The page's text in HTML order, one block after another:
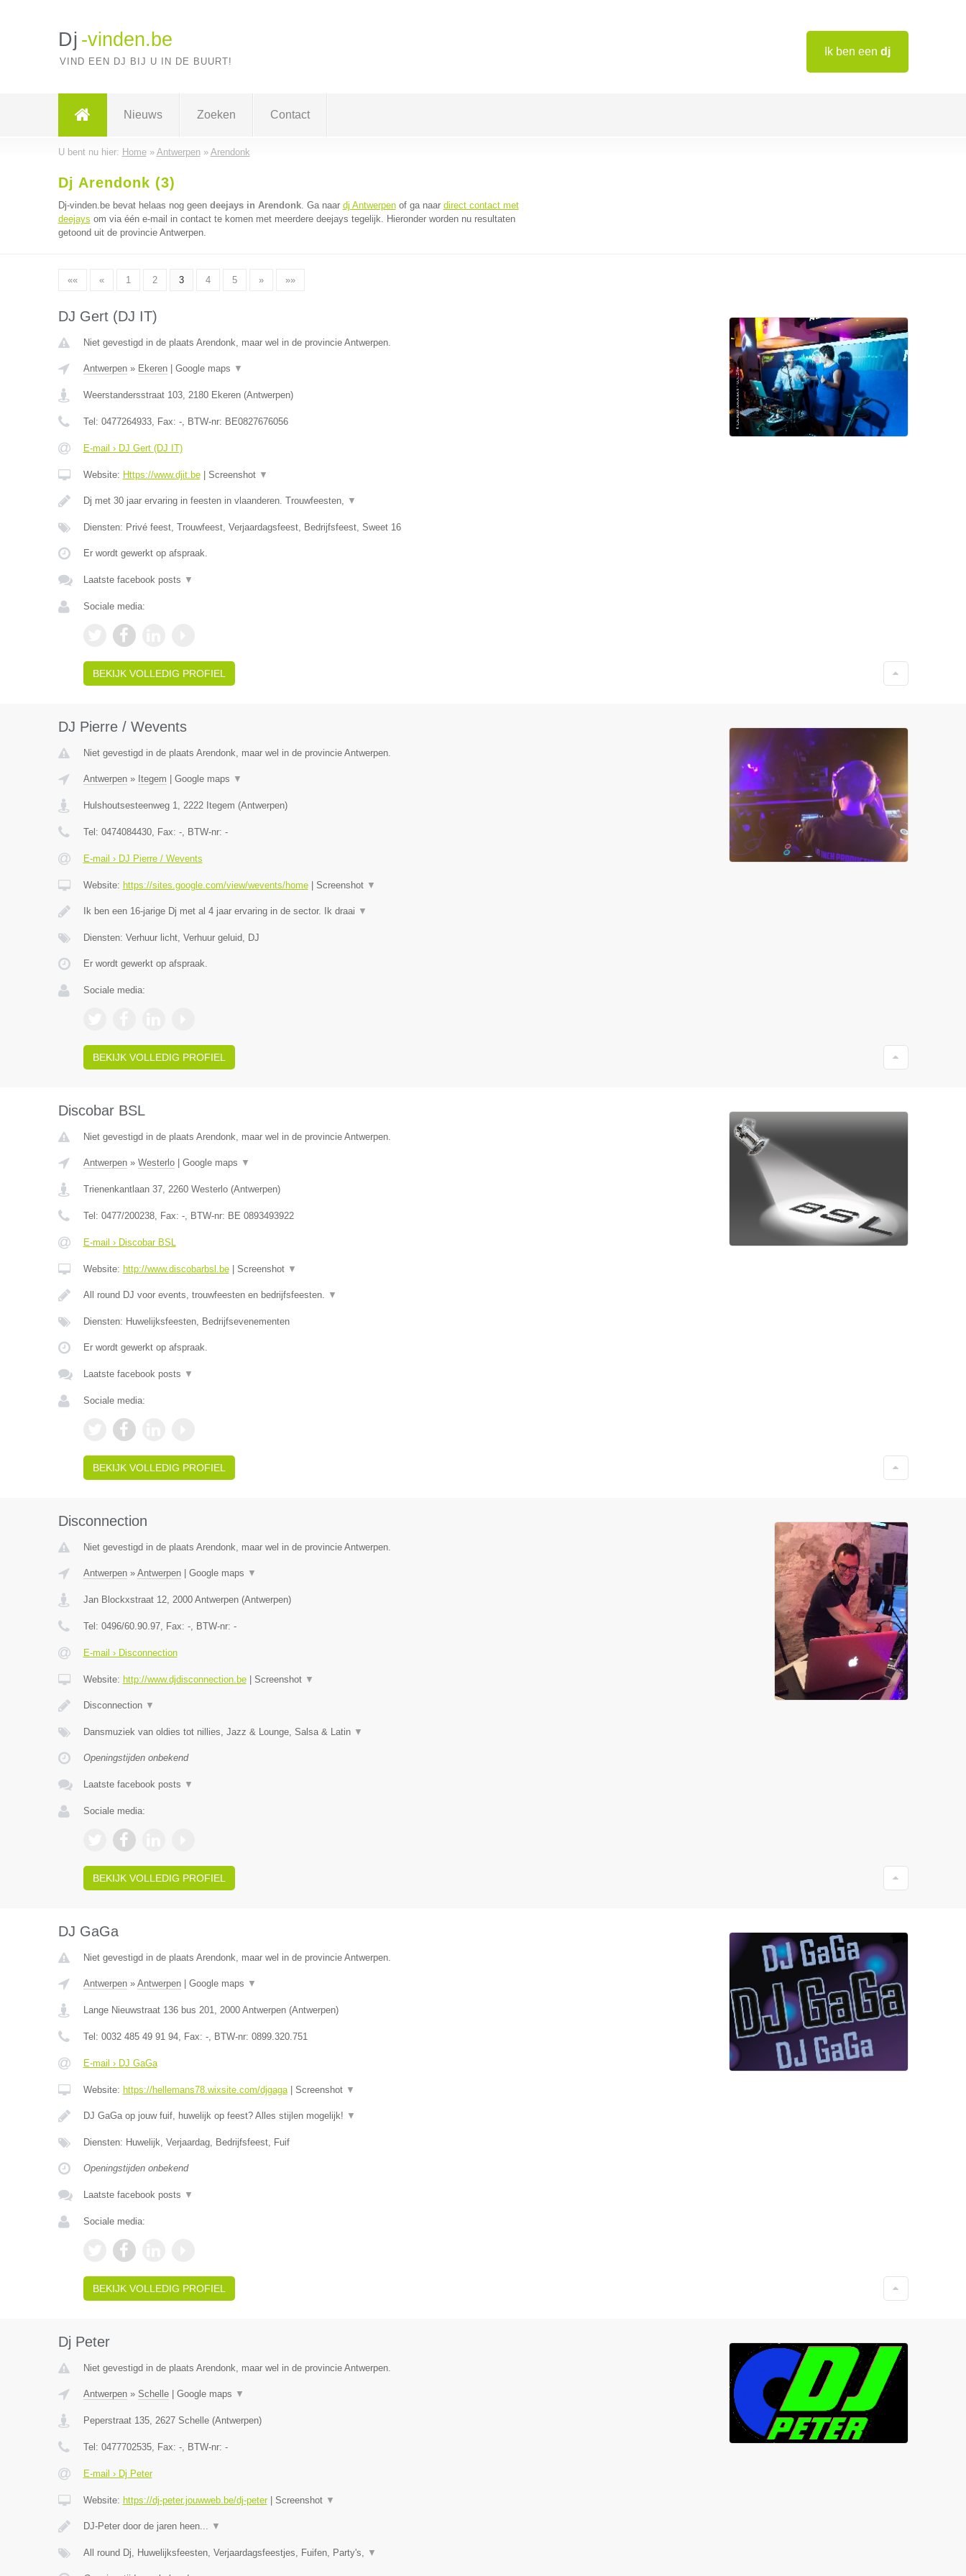
Ik ben een dj
Dj -vinden.be
VIND EEN DJ BIJ U IN DE BUURT!
Nieuws Zoeken Contact
U bent nu hier: Home» Antwerpen» Arendonk
Dj Arendonk (3)
Dj-vinden.be bevat helaas nog geen deejays in Arendonk. Ga naar dj Antwerpenof ga naar direct contact met
deejays om via één e-mail in contact te komen met meerdere deejays tegelijk. Hieronder worden nu resultaten
getoond uit de provincie Antwerpen.
«« « 1 2 3 4 5 » »»
DJ Gert (DJ IT)
Niet gevestigd in de plaats Arendonk, maar wel in de provincie Antwerpen.
Antwerpen» Ekeren| Google maps ▼
Weerstandersstraat 103, 2180 Ekeren(Antwerpen)
Tel: 0477264933, Fax: -, BTW-nr: BE0827676056
E-mail › DJ Gert (DJ IT)
Website: Https://www.djit.be| Screenshot ▼
Dj met 30 jaar ervaring in feesten in vlaanderen. Trouwfeesten, ▼
Diensten: Privé feest, Trouwfeest, Verjaardagsfeest, Bedrijfsfeest, Sweet 16
Er wordt gewerkt op afspraak.
Laatste facebook posts ▼
Sociale media:
BEKIJK VOLLEDIG PROFIEL
DJ Pierre / Wevents
Niet gevestigd in de plaats Arendonk, maar wel in de provincie Antwerpen.
Antwerpen» Itegem Google maps ▼
Hulshoutsesteenweg 1, 2222 Itegem (Antwerpen)
Tel: 0474084430, Fax: -, BTW-nr: -
E-mail › DJ Pierre / Wevents
Website: https://sites.google.com/view/wevents/home| Screenshot ▼
Ik ben een 16-jarige Dj met al 4 jaar ervaring in de sector. Ik draai ▼
Diensten: Verhuur licht, Verhuur geluid, DJ
Er wordt gewerkt op afspraak.
Sociale media:
BEKIJK VOLLEDIG PROFIEL
Discobar BSL
Niet gevestigd in de plaats Arendonk, maar wel in de provincie Antwerpen.
Antwerpen» Westerlo| Google maps ▼
Trienenkantlaan 37, 2260 Westerlo(Antwerpen)
Tel: 0477/200238, Fax: -, BTW-nr: BE 0893493922
E-mail › Discobar BSL
Website: http://www.discobarbsl.be| Screenshot ▼
All round DJ voor events, trouwfeesten en bedrijfsfeesten. ▼
Diensten: Huwelijksfeesten, Bedrijfsevenementen
Er wordt gewerkt op afspraak.
Laatste facebook posts ▼
Sociale media:
BEKIJK VOLLEDIG PROFIEL
Disconnection
Niet gevestigd in de plaats Arendonk, maar wel in de provincie Antwerpen.
Antwerpen» Antwerpen| Google maps ▼
Jan Blockxstraat 12, 2000 Antwerpen(Antwerpen)
Tel: 0496/60.90.97, Fax: -, BTW-nr: -
E-mail › Disconnection
Website: http://www.djdisconnection.be| Screenshot ▼
Disconnection ▼
Dansmuziek van oldies tot nillies, Jazz & Lounge, Salsa & Latin ▼
Openingstijden onbekend
Laatste facebook posts ▼
Sociale media:
BEKIJK VOLLEDIG PROFIEL
DJ GaGa
Niet gevestigd in de plaats Arendonk, maar wel in de provincie Antwerpen.
Antwerpen» Antwerpen| Google maps ▼
Lange Nieuwstraat 136 bus 201, 2000 Antwerpen(Antwerpen)
Tel: 0032 485 49 91 94, Fax: -, BTW-nr: 0899.320.751
E-mail › DJ GaGa
Website: https://hellemans78.wixsite.com/djgaga| Screenshot ▼
DJ GaGa op jouw fuif, huwelijk op feest? Alles stijlen mogelijk! ▼
Diensten: Huwelijk, Verjaardag, Bedrijfsfeest, Fuif
Openingstijden onbekend
Laatste facebook posts ▼
Sociale media:
BEKIJK VOLLEDIG PROFIEL
Dj Peter
Niet gevestigd in de plaats Arendonk, maar wel in de provincie Antwerpen.
Antwerpen» Schelle| Google maps ▼
Peperstraat 135, 2627 Schelle(Antwerpen)
Tel: 0477702535, Fax: -, BTW-nr: -
E-mail › Dj Peter
Website: https://dj-peter.jouwweb.be/dj-peter| Screenshot ▼
DJ-Peter door de jaren heen... ▼
All round Dj, Huwelijksfeesten, Verjaardagsfeestjes, Fuifen, Party's, ▼